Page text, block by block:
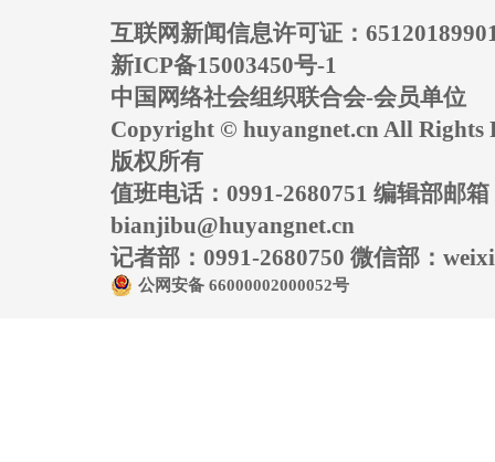
互联网新闻信息许可证：
新ICP备15003450号-1
中国网络社会组织联合会-会员单位
Copyright © huyangnet.cn All Rights
版权所有
值班电话：0991-2680751 编辑部邮箱
bianjibu@huyangnet.cn
记者部：0991-2680750 微信部：
公网安备 66000002000052号